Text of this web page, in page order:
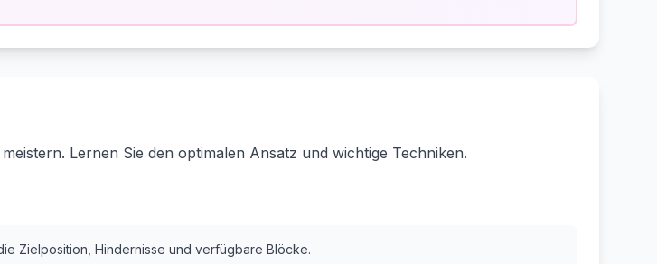
Lernen Sie den optimalen Ansatz und wichtige Techniken.
Zielposition, Hindernisse und verfügbare Blöcke.